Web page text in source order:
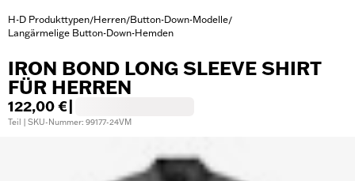
H-D Produkttypen/Herren/Button-Down-Modelle/
Langärmelige Button-Down-Hemden
IRON BOND LONG SLEEVE SHIRT
FÜR HERREN
122,00 €
Teil | SKU-Nummer: 99177-24VM